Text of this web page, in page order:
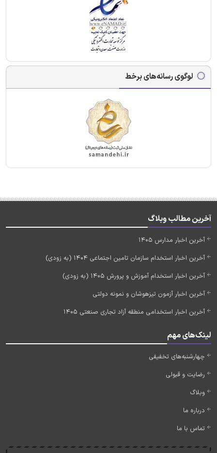
لوگوی رسانه‌های برخط
آخرین مطالب وبلاگ
آخرین اخبار مدارس 1405
آخرین اخبار استخدام سازمان تامین اجتماعی 1404 (به زودی)
آخرین اخبار استخدام آموزش و پرورش 1405 (به زودی)
آخرین اخبار آزمون تیزهوشان و نمونه دولتی
آخرین اخبار استخدامی منطقه آزاد تجاری صنعتی 1405
لینک‌های مهم
چهارشنبه‌های تخفیفی
رضایت و قبولی
وبلاگ
درباره ما
تماس با ما